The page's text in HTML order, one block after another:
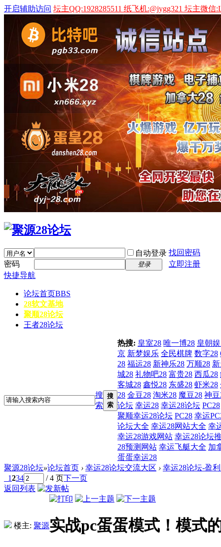
开启辅助访问 坛主QQ:1928285511 纸飞机:@jygg321 坛主微信
自动登录 找回密码
密码
登录
立即注册
快捷导航
论坛首页BBS
28软文基地
聚顺28论坛
王者28论坛
搜
索
搜
索
热搜: 皇室28 唯一博28 皇朝
京 新梦娱乐 全民棋牌 数字28
28 福运28 新神乐28 万顺28
城28 礼物吧28 富贵28 西瓜28
客城28 鑫悦28 东盛28 虾米28
28 金豆28 淘米28 魔豆28 神豆
论坛 幸运28 幸运28论坛 PC28
聚顺幸运28论坛 PC28 幸运
论坛大全 幸运28网站大全 幸
幸运28游戏网站 幸运28论坛
28预测网站 幸运飞艇大全 加
蛋蛋幸运28
聚源28论坛»论坛首页 › 幸运28论坛交流大区 › 幸运28论坛-盈
1234 / 4 页下一页
返回列表
楼主: 聚源实战pc蛋蛋模式！模式